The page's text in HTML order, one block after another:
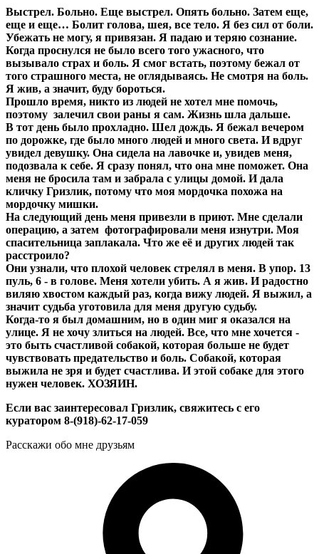
Выстрел. Больно. Еще выстрел. Опять больно. Затем еще,
еще и еще… Болит голова, шея, все тело. Я без сил от боли.
Убежать не могу, я привязан. Я падаю и теряю сознание.
Когда проснулся не было всего того ужасного, что
вызывало страх и боль. Я смог встать, поэтому бежал от
того страшного места, не оглядываясь. Не смотря на боль.
Я жив, а значит, буду бороться.
Прошло время, никто из людей не хотел мне помочь,
поэтому залечил свои раны я сам. Жизнь шла дальше.
В тот день было прохладно. Шел дождь. Я бежал вечером
по дорожке, где было много людей и много света. И вдруг
увидел девушку. Она сидела на лавочке и, увидев меня,
подозвала к себе. Я сразу понял, что она мне поможет. Она
меня не бросила там и забрала с улицы домой. И дала
кличку Гризлик, потому что моя мордочка похожа на
мордочку мишки.
На следующий день меня привезли в приют. Мне сделали
операцию, а затем фотографировали меня изнутри. Моя
спасительница заплакала. Что же её и других людей так
расстроило?
Они узнали, что плохой человек стрелял в меня. В упор. 13
пуль, 6 - в голове. Меня хотели убить. А я жив. И радостно
виляю хвостом каждый раз, когда вижу людей. Я выжил, а
значит судьба уготовила для меня другую судьбу.
Когда-то я был домашним, но в один миг я оказался на
улице. Я не хочу злиться на людей. Все, что мне хочется -
это быть счастливой собакой, которая больше не будет
чувствовать предательство и боль. Собакой, которая
выжила не зря и будет счастлива. И этой собаке для этого
нужен человек. ХОЗЯИН.
Если вас заинтересовал Гризлик, свяжитесь с его
куратором 8-(918)-62-17-059
Расскажи обо мне друзьям